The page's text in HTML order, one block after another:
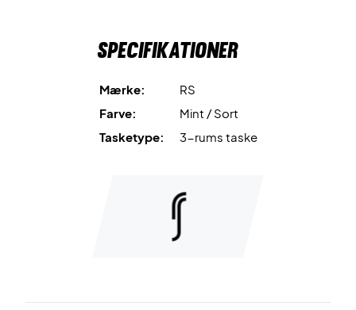
Padel taske i tidsløst design
Materiale: PVC og kulfiber læder
Specifikationer
Mærke:
RS
Farve:
Mint / Sort
Tasketype:
3-rums taske